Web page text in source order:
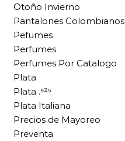
Otoño Invierno
Pantalones Colombianos
Pefumes
Perfumes
Perfumes Por Catalogo
Plata
Plata .⁹²⁵
Plata Italiana
Precios de Mayoreo
Preventa